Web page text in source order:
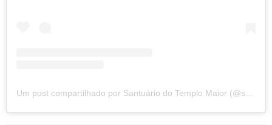
Um post compartilhado por Santuário do Templo Maior (@santuariodotemplomaior)